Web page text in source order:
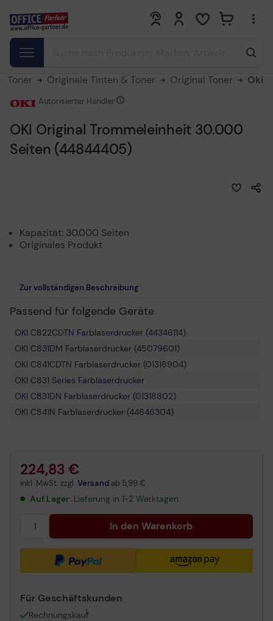
0 0
Toner Originale Tinten & Toner Original Toner Oki
OKI Original Trommeleinheit 30.000
Seiten (44844405)
Autorisierter Händler
Kapazität: 30.000 Seiten
Originales Produkt
Zur vollständigen Beschreibung
Passend für folgende Geräte
OKI C822CDTN Farblaserdrucker (44346114)
OKI C831DM Farblaserdrucker (45079601)
OKI C841CDTN Farblaserdrucker (01318904)
OKI C831 Series Farblaserdrucker
OKI C831DN Farblaserdrucker (01318802)
OKI C841N Farblaserdrucker (44846304)
OKI C841DN Farblaserdrucker (01318902)
OKI C822N Farblaserdrucker (44705914)
OKI C831CDTN Farblaserdrucker (01318804)
224,83 €
inkl. MwSt. zzgl. Versand ab 5,99 €
Auf Lager: Lieferung in 1-2 Werktagen
In den Warenkorb
Für Geschäftskunden
Rechnungskauf
1